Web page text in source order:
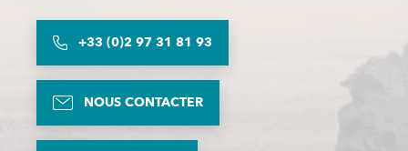
+33 (0)2 97 31 81 93
NOUS CONTACTER